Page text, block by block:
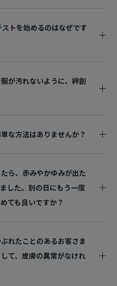
トを始めるのはなぜです
が汚れないように、絆創
な方法はありませんか？
ら、赤みやかゆみが出た
した。別の日にもう一度
ても良いですか？
れたことのあるお客さま
て、皮膚の異常がなけれ